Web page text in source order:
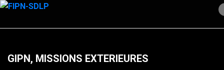
Skip
content
GIPN, MISSIONS EXTERIEURES